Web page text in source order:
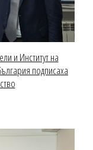
и Институт на
подписаха